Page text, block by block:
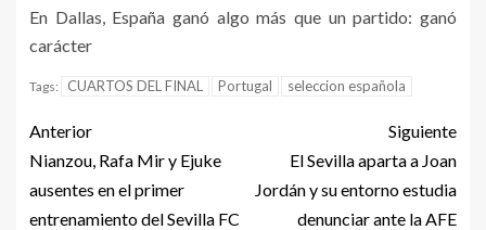
En Dallas, España ganó algo más que un partido: ganó
carácter
Tags: CUARTOS DEL FINAL Portugal seleccion española
Anterior
Nianzou, Rafa Mir y Ejuke
ausentes en el primer
entrenamiento del Sevilla FC
Siguiente
El Sevilla aparta a Joan
Jordán y su entorno estudia
denunciar ante la AFE